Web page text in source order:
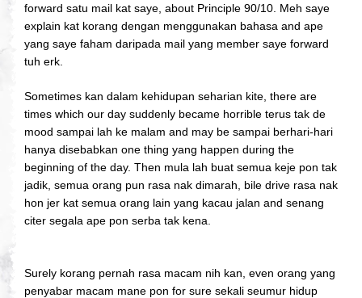
forward satu mail kat saye, about Principle 90/10. Meh saye
explain kat korang dengan menggunakan bahasa and ape
yang saye faham daripada mail yang member saye forward
tuh erk.
Sometimes kan dalam kehidupan seharian kite, there are
times which our day suddenly became horrible terus tak de
mood sampai lah ke malam and may be sampai berhari-hari
hanya disebabkan one thing yang happen during the
beginning of the day. Then mula lah buat semua keje pon tak
jadik, semua orang pun rasa nak dimarah, bile drive rasa nak
hon jer kat semua orang lain yang kacau jalan and senang
citer segala ape pon serba tak kena.
Surely korang pernah rasa macam nih kan, even orang yang
penyabar macam mane pon for sure sekali seumur hidup